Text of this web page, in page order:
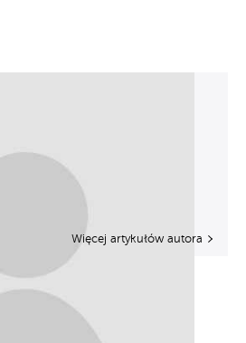
Więcej artykułów autora